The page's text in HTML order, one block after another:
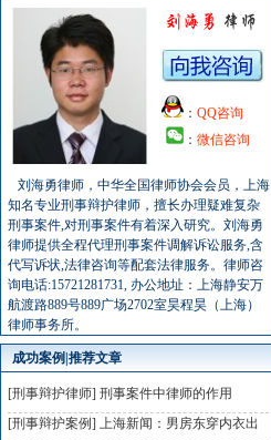
： QQ咨询
： 微信咨询
刘海勇律师，中华全国律师协会会员，上海
知名专业刑事辩护律师，擅长办理疑难复杂
刑事案件,对刑事案件有着深入研究。刘海勇
律师提供全程代理刑事案件调解诉讼服务,含
代写诉状,法律咨询等配套法律服务。律师咨
询电话:15721281731, 办公地址：上海静安万
航渡路889号889广场2702室昊程昊（上海）
律师事务所。
成功案例|推荐文章
[刑事辩护律师] 刑事案件中律师的作用
[刑事辩护案例] 上海新闻：男房东穿内衣出